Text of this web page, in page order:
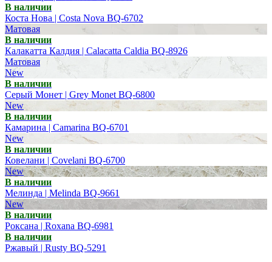
В наличии
Коста Нова | Costa Nova BQ-6702
Матовая
В наличии
Калакатта Калдия | Calacatta Caldia BQ-8926
Матовая
New
В наличии
Серый Монет | Grey Monet BQ-6800
New
В наличии
Камарина | Camarina BQ-6701
New
В наличии
Ковелани | Covelani BQ-6700
New
В наличии
Мелинда | Melinda BQ-9661
New
В наличии
Роксана | Roxana BQ-6981
В наличии
Ржавый | Rusty BQ-5291